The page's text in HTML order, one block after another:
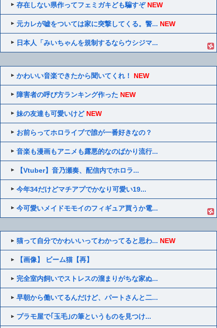
存在しない県作ってフェミガキども騙すぞ NEW
元カレが嘘をついては家に突撃してくる。警... NEW
日本人「みいちゃんを規制するならウシジマ...
かわいい音楽できたから聞いてくれ！ NEW
障害者の呼び方ランキング作った NEW
妹の友達も可愛いけど NEW
お前らってホロライブで誰が一番好きなの？
音楽も漫画もアニメも露悪的なのばかり流行...
【Vtuber】音乃瀬奏、配信内でホロラ...
今年34だけどマチアプでかなり可愛い19...
今可愛いメイドモモイのフィギュア買うか電...
猫って自分でかわいいってわかってると思わ... NEW
【画像】 ビーム猫【再】
完全室内飼いでストレスの溜まりがちな家ぬ...
早朝から働いてるんだけど、パートさんと二...
プラモ屋で｢玉毛｣の筆というものを見つけ...